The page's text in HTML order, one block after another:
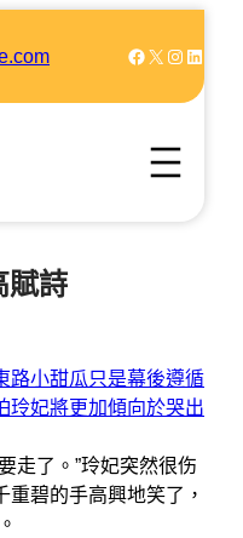
Facebook X Instagram LinkedIn
賦詩
路小甜瓜只是幕後遵循
玲妃將更加傾向於哭出
了。”玲妃突然很伤
碧的手高興地笑了，